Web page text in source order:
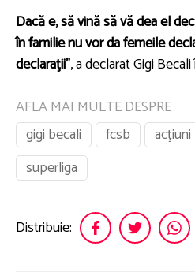
Dacă e, să vină să vă dea el
în familie nu vor da femeile
declaraţii”, a declarat Gigi
AFLA MAI MULTE DESPRE
gigi becali
fcsb acţiuni
superliga
Distribuie: